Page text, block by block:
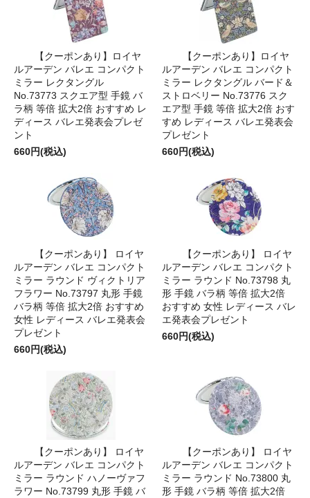
【クーポンあり】ロイヤ
ルアーデン バレエ コンパクト
ミラー レクタングル
No.73773 スクエア型 手鏡 バ
ラ柄 等倍 拡大2倍 おすすめ レ
ディース バレエ発表会プレゼ
ント
660円(税込)
【クーポンあり】ロイヤ
ルアーデン バレエ コンパクト
ミラー レクタングル バード＆
ストロベリー No.73776 スク
エア型 手鏡 等倍 拡大2倍 おす
すめ レディース バレエ発表会
プレゼント
660円(税込)
【クーポンあり】 ロイヤ
ルアーデン バレエ コンパクト
ミラー ラウンド ヴィクトリア
フラワー No.73797 丸形 手鏡
バラ柄 等倍 拡大2倍 おすすめ
女性 レディース バレエ発表会
プレゼント
660円(税込)
【クーポンあり】 ロイヤ
ルアーデン バレエ コンパクト
ミラー ラウンド No.73798 丸
形 手鏡 バラ柄 等倍 拡大2倍
おすすめ 女性 レディース バレ
エ発表会プレゼント
660円(税込)
【クーポンあり】 ロイヤ
ルアーデン バレエ コンパクト
ミラー ラウンド ハノーヴァフ
ラワー No.73799 丸形 手鏡 バ
【クーポンあり】 ロイヤ
ルアーデン バレエ コンパクト
ミラー ラウンド No.73800 丸
形 手鏡 バラ柄 等倍 拡大2倍